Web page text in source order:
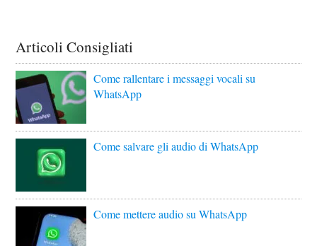
Articoli Consigliati
Come rallentare i messaggi vocali su
WhatsApp
Come salvare gli audio di WhatsApp
Come mettere audio su WhatsApp